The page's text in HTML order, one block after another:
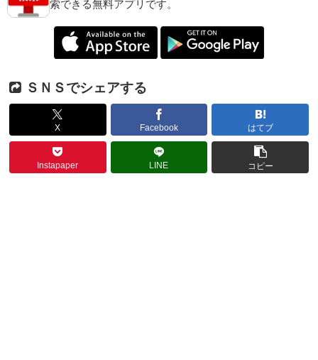
索できる無料アプリです。
ＳＮＳでシェアする
X Facebook はてブ
Instapaper LINE コピー